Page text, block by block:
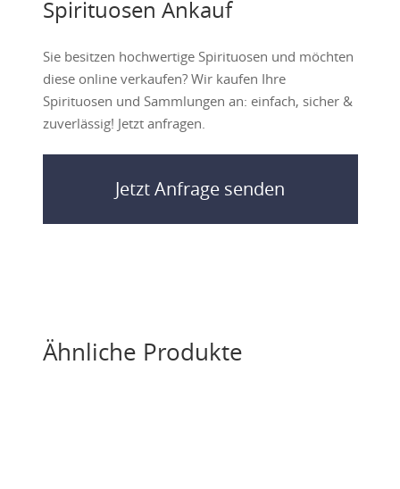
Spirituosen Ankauf
Sie besitzen hochwertige Spirituosen und möchten
diese online verkaufen? Wir kaufen Ihre
Spirituosen und Sammlungen an: einfach, sicher &
zuverlässig! Jetzt anfragen.
Jetzt Anfrage senden
Ähnliche Produkte